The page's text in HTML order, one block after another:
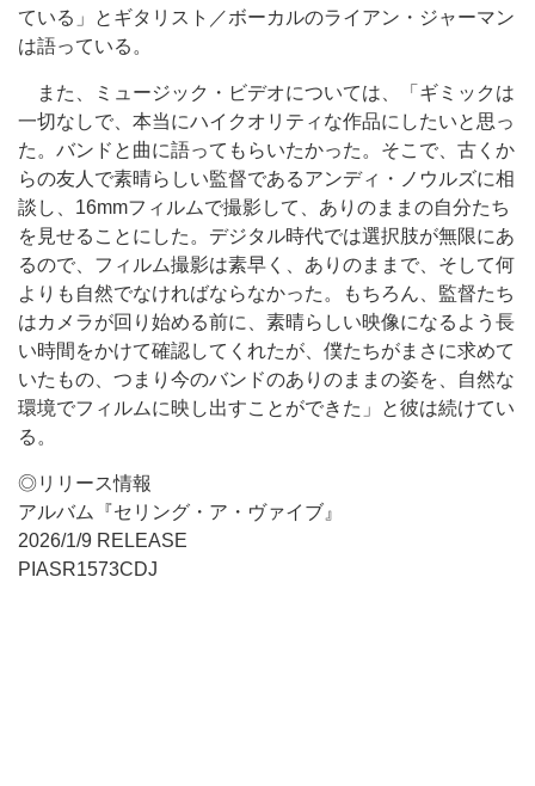
ている」とギタリスト／ボーカルのライアン・ジャーマン
は語っている。
また、ミュージック・ビデオについては、「ギミックは
一切なしで、本当にハイクオリティな作品にしたいと思っ
た。バンドと曲に語ってもらいたかった。そこで、古くか
らの友人で素晴らしい監督であるアンディ・ノウルズに相
談し、16mmフィルムで撮影して、ありのままの自分たち
を見せることにした。デジタル時代では選択肢が無限にあ
るので、フィルム撮影は素早く、ありのままで、そして何
よりも自然でなければならなかった。もちろん、監督たち
はカメラが回り始める前に、素晴らしい映像になるよう長
い時間をかけて確認してくれたが、僕たちがまさに求めて
いたもの、つまり今のバンドのありのままの姿を、自然な
環境でフィルムに映し出すことができた」と彼は続けてい
る。
◎リリース情報
アルバム『セリング・ア・ヴァイブ』
2026/1/9 RELEASE
PIASR1573CDJ